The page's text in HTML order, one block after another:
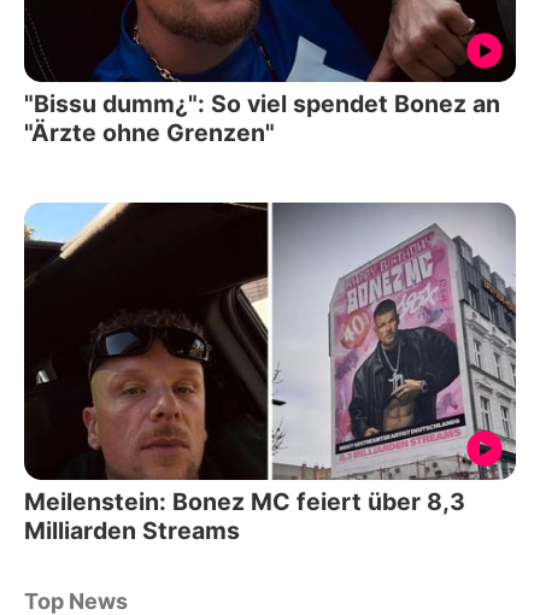
"Bissu dumm¿": So viel spendet Bonez an
"Ärzte ohne Grenzen"
Meilenstein: Bonez MC feiert über 8,3
Milliarden Streams
Top News